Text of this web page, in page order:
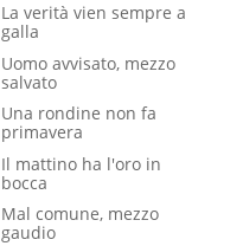
La verità vien sempre a
galla
Uomo avvisato, mezzo
salvato
Una rondine non fa
primavera
Il mattino ha l'oro in
bocca
Mal comune, mezzo
gaudio